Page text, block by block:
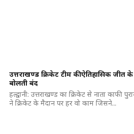
उत्तराखण्ड क्रिकेट टीम की ऐतिहासिक जीत के
बोलती बंद
हल्द्वानी: उत्तराखण्ड का क्रिकेट से नाता काफी
ने क्रिकेट के मैदान पर हर वो काम जिसने...